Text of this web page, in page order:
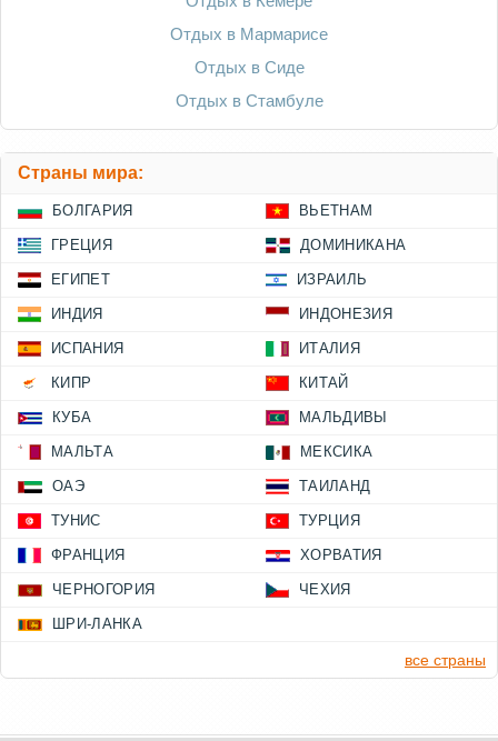
Отдых в Мармарисе
Отдых в Сиде
Отдых в Стамбуле
Страны мира:
БОЛГАРИЯ ВЬЕТНАМ
ГРЕЦИЯ ДОМИНИКАНА
ЕГИПЕТ ИЗРАИЛЬ
ИНДИЯ ИНДОНЕЗИЯ
ИСПАНИЯ ИТАЛИЯ
КИПР КИТАЙ
КУБА МАЛЬДИВЫ
МАЛЬТА МЕКСИКА
ОАЭ ТАИЛАНД
ТУНИС ТУРЦИЯ
ФРАНЦИЯ ХОРВАТИЯ
ЧЕРНОГОРИЯ ЧЕХИЯ
ШРИ-ЛАНКА
все страны